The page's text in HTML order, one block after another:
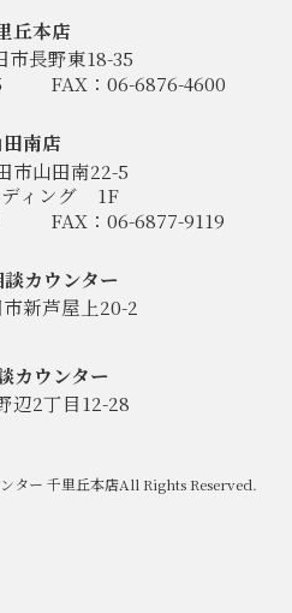
丘本店
市長野東18-35
FAX：06-6876-4600
南店
市山田南22-5
ィング
1F
FAX：06-6877-9119
カウンター
新芦屋上20-2
カウンター
辺2丁目12-28
ター 千里丘本店All Rights Reserved.